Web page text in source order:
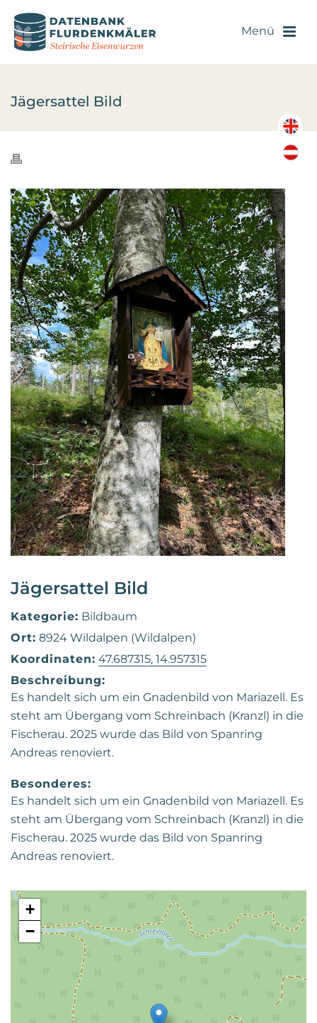
Jägersattel Bild
Jägersattel Bild
Kategorie: Bildbaum
Ort: 8924 Wildalpen (Wildalpen)
Koordinaten: 47.687315, 14.957315
Beschreibung:
Es handelt sich um ein Gnadenbild von Mariazell. Es
steht am Übergang vom Schreinbach (Kranzl) in die
Fischerau. 2025 wurde das Bild von Spanring
Andreas renoviert.
Besonderes:
Es handelt sich um ein Gnadenbild von Mariazell. Es
steht am Übergang vom Schreinbach (Kranzl) in die
Fischerau. 2025 wurde das Bild von Spanring
Andreas renoviert.
+
−